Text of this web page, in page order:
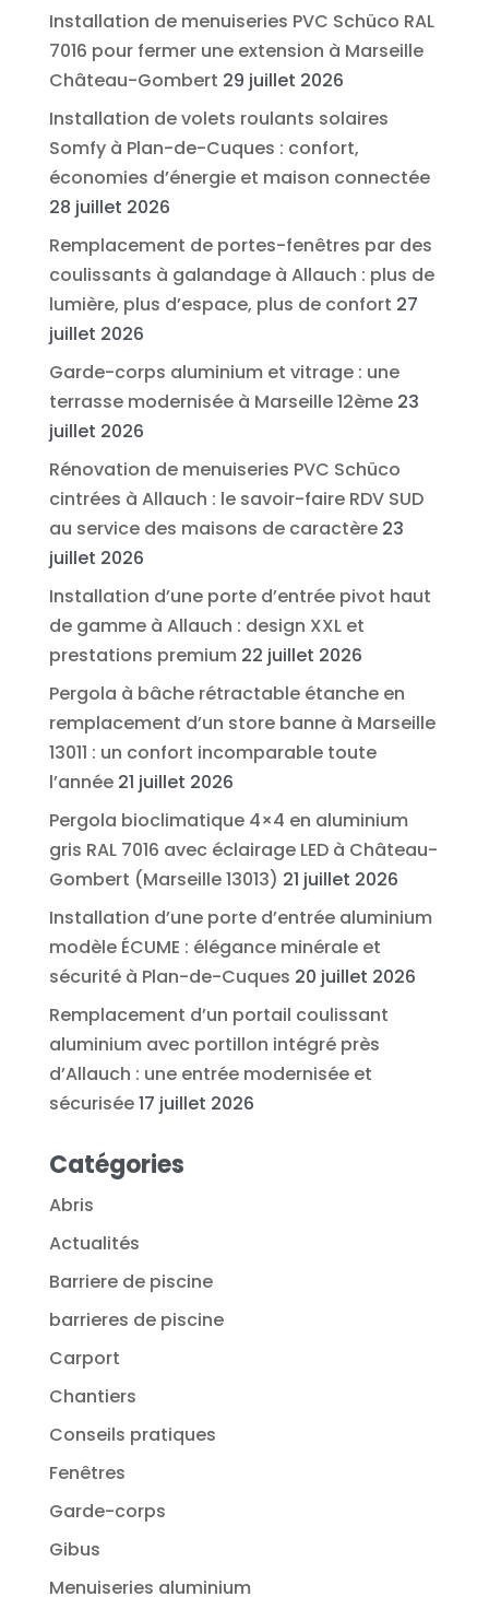
Installation de menuiseries PVC Schüco RAL
7016 pour fermer une extension à Marseille
Château-Gombert 29 juillet 2026
Installation de volets roulants solaires
Somfy à Plan-de-Cuques : confort,
économies d’énergie et maison connectée
28 juillet 2026
Remplacement de portes-fenêtres par des
coulissants à galandage à Allauch : plus de
lumière, plus d’espace, plus de confort 27
juillet 2026
Garde-corps aluminium et vitrage : une
terrasse modernisée à Marseille 12ème 23
juillet 2026
Rénovation de menuiseries PVC Schüco
cintrées à Allauch : le savoir-faire RDV SUD
au service des maisons de caractère 23
juillet 2026
Installation d’une porte d’entrée pivot haut
de gamme à Allauch : design XXL et
prestations premium 22 juillet 2026
Pergola à bâche rétractable étanche en
remplacement d’un store banne à Marseille
13011 : un confort incomparable toute
l’année 21 juillet 2026
Pergola bioclimatique 4×4 en aluminium
gris RAL 7016 avec éclairage LED à Château-
Gombert (Marseille 13013) 21 juillet 2026
Installation d’une porte d’entrée aluminium
modèle ÉCUME : élégance minérale et
sécurité à Plan-de-Cuques 20 juillet 2026
Remplacement d’un portail coulissant
aluminium avec portillon intégré près
d’Allauch : une entrée modernisée et
sécurisée17 juillet 2026
Catégories
Abris
Actualités
Barriere de piscine
barrieres de piscine
Carport
Chantiers
Conseils pratiques
Fenêtres
Garde-corps
Gibus
Menuiseries aluminium